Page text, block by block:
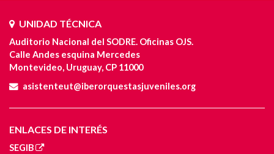
UNIDAD TÉCNICA
Auditorio Nacional del SODRE. Oficinas OJS.
Calle Andes esquina Mercedes
Montevideo, Uruguay, CP 11000
asistenteut@iberorquestasjuveniles.org
ENLACES DE INTERÉS
SEGIB